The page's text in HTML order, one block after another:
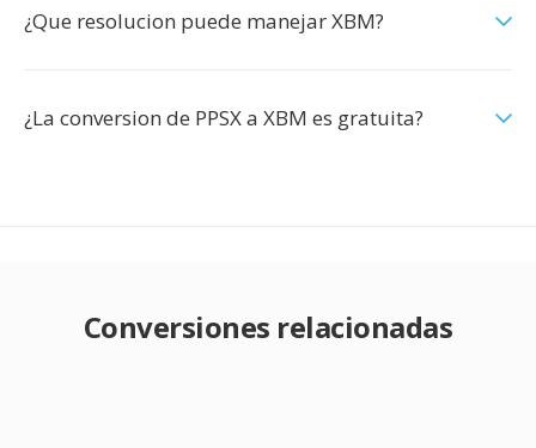
¿Que resolucion puede manejar XBM?
¿La conversion de PPSX a XBM es gratuita?
Conversiones relacionadas